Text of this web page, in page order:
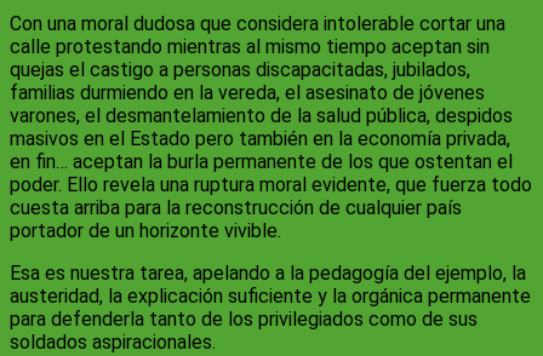
Con una moral dudosa que considera intolerable cortar una
calle protestando mientras al mismo tiempo aceptan sin
quejas el castigo a personas discapacitadas, jubilados,
familias durmiendo en la vereda, el asesinato de jóvenes
varones, el desmantelamiento de la salud pública, despidos
masivos en el Estado pero también en la economía privada,
en fin… aceptan la burla permanente de los que ostentan el
poder. Ello revela una ruptura moral evidente, que fuerza todo
cuesta arriba para la reconstrucción de cualquier país
portador de un horizonte vivible.
Esa es nuestra tarea, apelando a la pedagogía del ejemplo, la
austeridad, la explicación suficiente y la orgánica permanente
para defenderla tanto de los privilegiados como de sus
soldados aspiracionales.